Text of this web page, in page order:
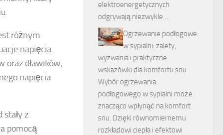
różnym
napięcia.
oraz dławików,
napięcia
stały z
pomocą
elektroenergetycznych
odgrywają niezwykle …
Ogrzewanie podłogowe
w sypialni: zalety,
wyzwania i praktyczne
wskazówki dla komfortu snu
Wybór ogrzewania
podłogowego w sypialni może
znacząco wpłynąć na komfort
snu. Dzięki równomiernemu
rozkładowi ciepła i efektowi